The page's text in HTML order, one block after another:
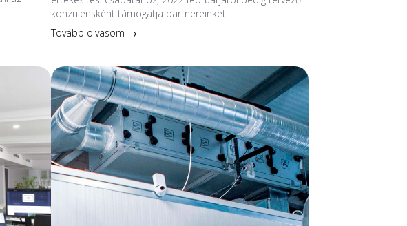
konzulensként támogatja partnereinket.
Tovább olvasom →